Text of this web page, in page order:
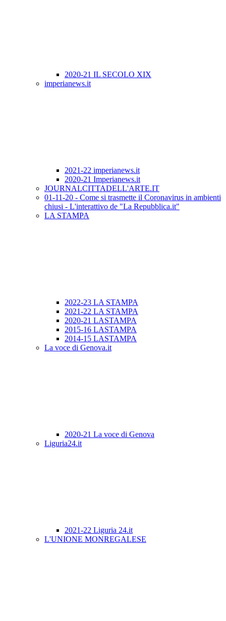
2020-21 IL SECOLO XIX
imperianews.it
2021-22 imperianews.it
2020-21 Imperianews.it
JOURNALCITTADELL'ARTE.IT
01-11-20 - Come si trasmette il Coronavirus in ambienti
chiusi - L'interattivo de "La Repubblica.it"
LA STAMPA
2022-23 LA STAMPA
2021-22 LA STAMPA
2020-21 LASTAMPA
2015-16 LASTAMPA
2014-15 LASTAMPA
La voce di Genova.it
2020-21 La voce di Genova
Liguria24.it
2021-22 Liguria 24.it
L'UNIONE MONREGALESE